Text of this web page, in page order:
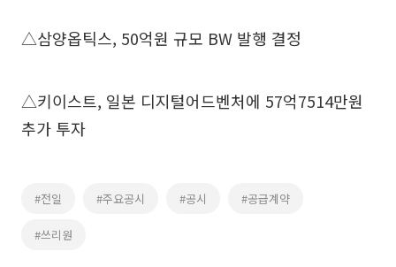
△삼양옵틱스, 50억원 규모 BW 발행 결정
△키이스트, 일본 디지털어드벤처에 57억7514만원
추가 투자
#전일 #주요공시 #공시 #공급계약
#쓰리원